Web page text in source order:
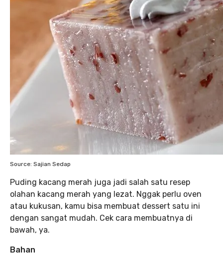
Source: Sajian Sedap
Puding kacang merah juga jadi salah satu resep
olahan kacang merah yang lezat. Nggak perlu oven
atau kukusan, kamu bisa membuat dessert satu ini
dengan sangat mudah. Cek cara membuatnya di
bawah, ya.
Bahan